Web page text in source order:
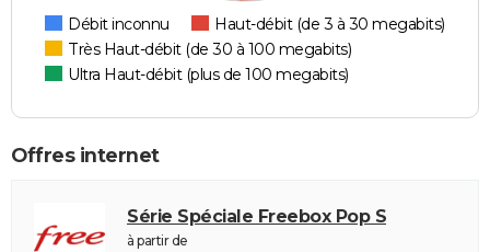
Débit inconnu
Haut-débit (de 3 à 30 megabits)
Très Haut-débit (de 30 à 100 megabits)
Ultra Haut-débit (plus de 100 megabits)
Offres internet
Série Spéciale Freebox Pop S
à partir de